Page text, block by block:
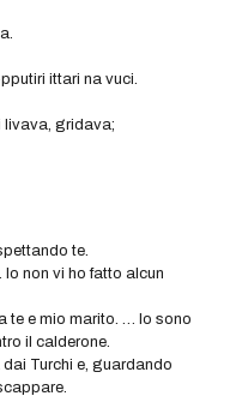
ittari na vuci.
livava, gridava;
te.
non vi ho fatto alcun
e mio marito. … Io sono
il calderone.
Turchi e, guardando